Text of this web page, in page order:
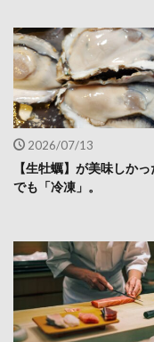
2026/07/13
【生牡蠣】が美味しかっ
でも「冷凍」。